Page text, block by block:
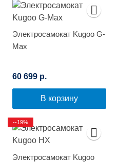
Электросамокат Kugoo G-
Max
60 699 р.
В корзину
Электросамокат Kugoo
--19%